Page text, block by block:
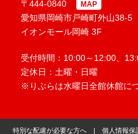
〒444-0840
MAP
愛知県岡崎市戸崎町外山38-5
イオンモール岡崎 3F
受付時間：10:00～12:00、
定休日：土曜・日曜
※りぶらは水曜日全館休館に
特別な配慮が必要な方へ 個人情報保